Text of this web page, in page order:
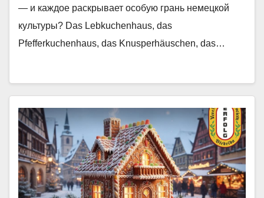
— и каждое раскрывает особую грань немецкой
культуры? Das Lebkuchenhaus, das
Pfefferkuchenhaus, das Knusperhäuschen, das…